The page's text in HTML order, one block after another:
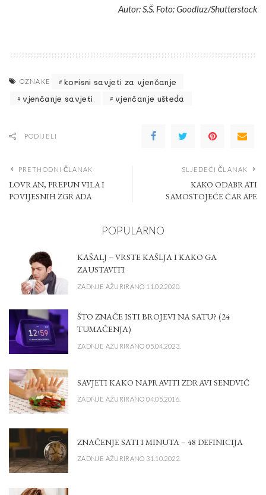
Autor: S.Š. Foto: Goodluz/Shutterstock
OZNAKE
korisni savjeti za vjenčanje
vjenčanje savjeti
vjenčanje ušteda
PODIJELI
PRETHODNI ČLANAK
LOVRAN, PREPUN VILA I
POVIJESNIH ZGRADA
SLJEDEĆI ČLANAK
KAKO ODABRATI
SAMOSTOJEĆE ČARAPE
POPULARNO
KAŠALJ – VRSTE KAŠLJA I KAKO GA
ZAUSTAVITI
ZADNJE AŽURIRANO 11.02.2020.
ŠTO ZNAČE ISTI BROJEVI NA SATU? (24
TUMAČENJA)
ZADNJE AŽURIRANO 05.04.2023.
SAVJETI KAKO NAPRAVITI ZDRAVI SENDVIČ
ZADNJE AŽURIRANO 04.05.2016.
ZNAČENJE SATI I MINUTA – 48 DEFINICIJA
ZADNJE AŽURIRANO 31.10.2022.